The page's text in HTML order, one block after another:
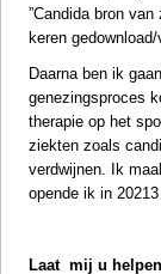
”Candida bron van
keren gedownload/
Daarna ben ik
genezingsproces
therapie op het
ziekten zoals
verdwijnen. Ik
opende ik in
Laat mij u